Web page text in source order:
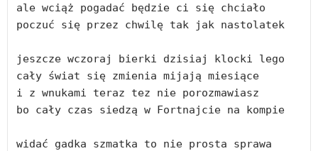
ale wciąż pogadać będzie ci się chciało
poczuć się przez chwilę tak jak nastolatek
jeszcze wczoraj bierki dzisiaj klocki lego
cały świat się zmienia mijają miesiące
i z wnukami teraz tez nie porozmawiasz
bo cały czas siedzą w Fortnajcie na kompie
widać gadka szmatka to nie prosta sprawa